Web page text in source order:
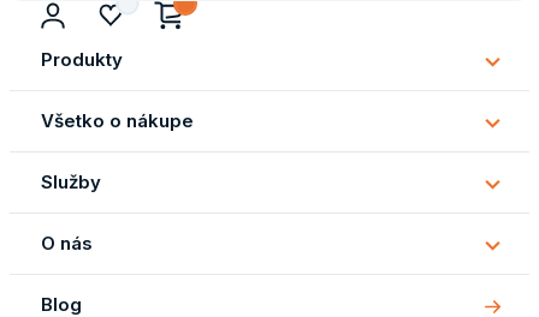
Produkty
Všetko o nákupe
o
Služby
O nás
O
Blog